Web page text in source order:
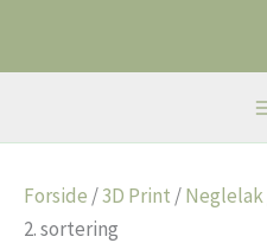
Forside /3D Print /Neglelak
2. sortering